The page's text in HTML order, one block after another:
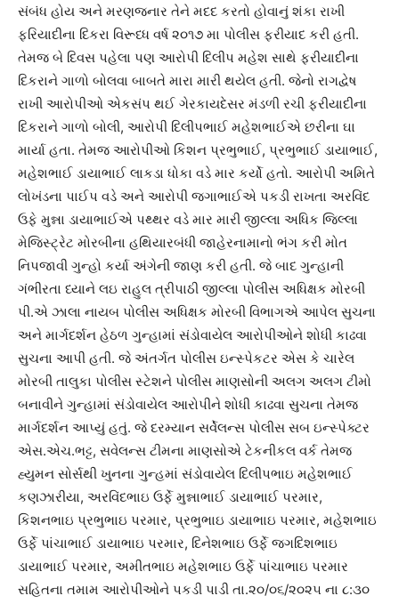
સંબંધ હોય અને મરણજનાર તેને મદદ કરતો હોવાનું શંકા રાખી
ફરિયાદીના દિકરા વિરૂધ્ધ વર્ષ ૨૦૧૭ મા પોલીસ ફરીયાદ કરી હતી.
તેમજ બે દિવસ પહેલા પણ આરોપી દિલીપ મહેશ સાથે ફરીયાદીના
દિકરાને ગાળો બોલવા બાબતે મારા મારી થયેલ હતી. જેનો રાગદ્વેષ
રાખી આરોપીઓ એકસંપ થઈ ગેરકાયદેસર મંડળી રચી ફરીયાદીના
દિકરાને ગાળો બોલી, આરોપી દિલીપભાઈ મહેશભાઈએ છરીના ઘા
માર્યા હતા. તેમજ આરોપીઓ કિશન પ્રભુભાઈ, પ્રભુભાઈ ડાયાભાઈ,
મહેશભાઈ ડાયાભાઈ લાકડા ધોકા વડે માર કર્યો હતો. આરોપી અમિતે
લોખંડના પાઈપ વડે અને આરોપી જગાભાઈએ પકડી રાખતા અરવિંદ
ઉફે મુન્ના ડાયાભાઈએ પથ્થર વડે માર મારી જીલ્લા અધિક જિલ્લા
મેજિસ્ટ્રેટ મોરબીના હથિયારબંધી જાહેરનામાનો ભંગ કરી મોત
નિપજાવી ગુન્હો કર્યા અંગેની જાણ કરી હતી. જે બાદ ગુન્હાની
ગંભીરતા ધ્યાને લઇ રાહુલ ત્રીપાઠી જીલ્લા પોલીસ અધિક્ષક મોરબી
પી.એ ઝાલા નાયબ પોલીસ અધિક્ષક મોરબી વિભાગએ આપેલ સુચના
અને માર્ગદર્શન હેઠળ ગુન્હામાં સંડોવાયેલ આરોપીઓને શોધી કાઢવા
સુચના આપી હતી. જે અંતર્ગત પોલીસ ઇન્સ્પેકટર એસ કે ચારેલ
મોરબી તાલુકા પોલીસ સ્ટેશને પોલીસ માણસોની અલગ અલગ ટીમો
બનાવીને ગુન્હામાં સંડોવાયેલ આરોપીને શોધી કાઢવા સુચના તેમજ
માર્ગદર્શન આપ્યું હતું. જે દરમ્યાન સર્વેલન્સ પોલીસ સબ ઇન્સ્પેક્ટર
એસ.એચ.ભટ્ટ, સવેલન્સ ટીમના માણસોએ ટેકનીકલ વર્ક તેમજ
હ્યુમન સોર્સથી ખુનના ગુન્હમાં સંડોવાયેલ દિલીપભાઇ મહેશભાઈ
કણઝારીયા, અરવિંદભાઇ ઉર્ફે મુન્નાભાઈ ડાયાભાઈ પરમાર,
કિશનભાઇ પ્રભુભાઇ પરમાર, પ્રભુભાઇ ડાયાભાઇ પરમાર, મહેશભાઇ
ઉર્ફે પાંચાભાઈ ડાયાભાઇ પરમાર, દિનેશભાઇ ઉર્ફે જગદિશભાઇ
ડાયાભાઈ પરમાર, અમીતભાઇ મહેશભાઇ ઉર્ફે પાંચાભાઇ પરમાર
સહિતના તમામ આરોપીઓને પકડી પાડી તા.૨૦/૦૬/૨૦૨૫ ના ૮:૩૦